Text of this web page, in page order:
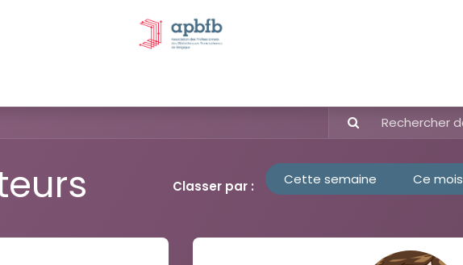
Classer par : Cette semaine Ce mois